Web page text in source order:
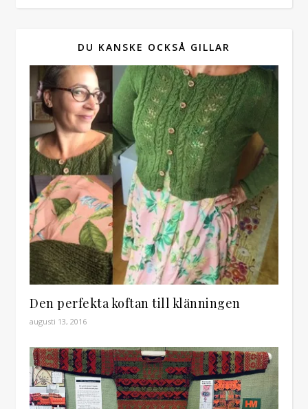
DU KANSKE OCKSÅ GILLAR
Den perfekta koftan till klänningen
augusti 13, 2016